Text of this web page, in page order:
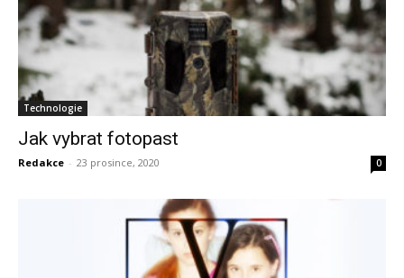
Technologie
Jak vybrat fotopast
Redakce - 23 prosince, 2020 0